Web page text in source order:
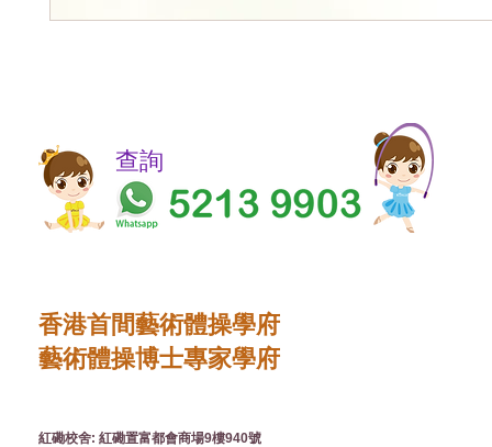
​​查詢
香港首間藝術體操學府
藝術體操博士專家學府
紅磡校舍: 紅磡置富都會商場9樓940號